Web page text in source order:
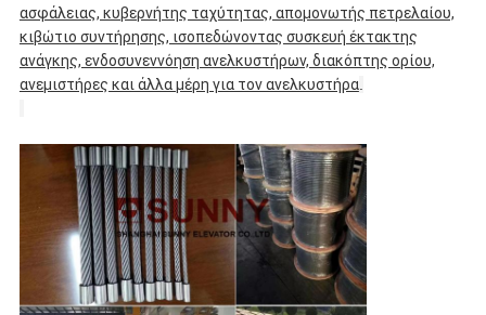
ασφάλειας, κυβερνήτης ταχύτητας, απομονωτής πετρελαίου,
κιβώτιο συντήρησης, ισοπεδώνοντας συσκευή έκτακτης
ανάγκης, ενδοσυνεννόηση ανελκυστήρων, διακόπτης ορίου,
ανεμιστήρες και άλλα μέρη για τον ανελκυστήρα.